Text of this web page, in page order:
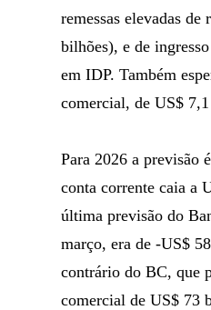
remessas elevadas de
bilhões), e de
em IDP. Também
comercial, de US$
Para 2026 a previsão
conta corrente caia a
última previsão do
março, era de -US$
contrário do BC, que
comercial de US$ 73